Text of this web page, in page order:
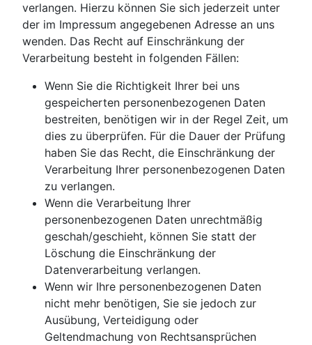
verlangen. Hierzu können Sie sich jederzeit unter
der im Impressum angegebenen Adresse an uns
wenden. Das Recht auf Einschränkung der
Verarbeitung besteht in folgenden Fällen:
Wenn Sie die Richtigkeit Ihrer bei uns
gespeicherten personenbezogenen Daten
bestreiten, benötigen wir in der Regel Zeit, um
dies zu überprüfen. Für die Dauer der Prüfung
haben Sie das Recht, die Einschränkung der
Verarbeitung Ihrer personenbezogenen Daten
zu verlangen.
Wenn die Verarbeitung Ihrer
personenbezogenen Daten unrechtmäßig
geschah/geschieht, können Sie statt der
Löschung die Einschränkung der
Datenverarbeitung verlangen.
Wenn wir Ihre personenbezogenen Daten
nicht mehr benötigen, Sie sie jedoch zur
Ausübung, Verteidigung oder
Geltendmachung von Rechtsansprüchen